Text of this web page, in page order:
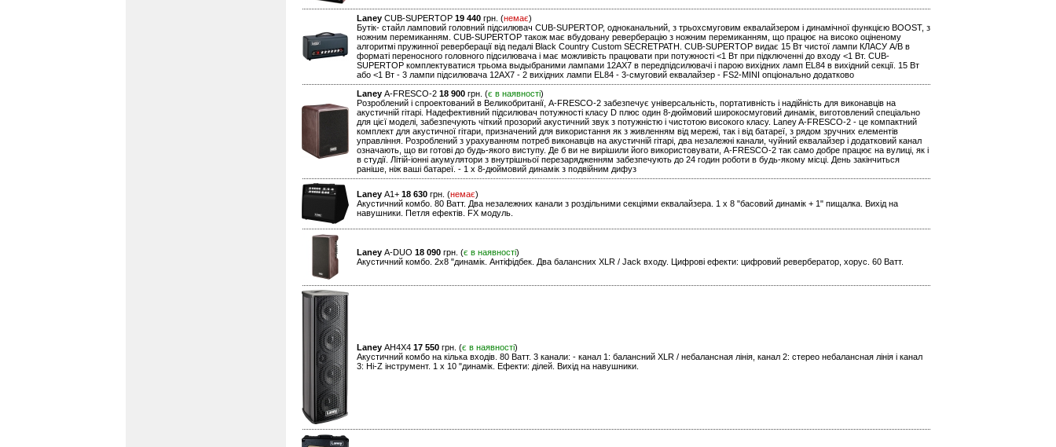
Laney CUB-SUPERTOP 19 440 грн. (немає)
Бутік- стайл ламповий головний підсилювач CUB-SUPERTOP, одноканальний, з трьохсмуговим еквалайзером і динамічної функцією BOOST, з
ножним перемиканням. CUB-SUPERTOP також має вбудовану реверберацію з ножним перемиканням, що працює на високо оціненому
алгоритмі пружинної реверберації від педалі Black Country Custom SECRETPATH. CUB-SUPERTOP видає 15 Вт чистої лампи КЛАСУ A/B в
форматі переносного головного підсилювача і має можливість працювати при потужності <1 Вт при підключенні до входу <1 Вт. CUB-
SUPERTOP комплектуватися трьома выдыбраними лампами 12AX7 в передпідсилювачі і парою вихідних ламп EL84 в вихідний секції. 15 Вт
або <1 Вт - 3 лампи підсилювача 12AX7 - 2 вихідних лампи EL84 - 3-смуговий еквалайзер - FS2-MINI опціонально додатково
Laney A-FRESCO-2 18 900 грн. (є в наявності)
Розроблений і спроектований в Великобританії, A-FRESCO-2 забезпечує універсальність, портативність і надійність для виконавців на
акустичній гітарі. Надефективний підсилювач потужності класу D плюс один 8-дюймовий широкосмуговий динамік, виготовлений спеціально
для цієї моделі, забезпечують чіткий прозорий акустичний звук з потужністю і чистотою високого класу. Laney A-FRESCO-2 - це компактний
комплект для акустичної гітари, призначений для використання як з живленням від мережі, так і від батареї, з рядом зручних елементів
управління. Розроблений з урахуванням потреб виконавців на акустичній гітарі, два незалежні канали, чуйний еквалайзер і додатковий канал
означають, що ви готові до будь-якого виступу. Де б ви не вирішили його використовувати, A-FRESCO-2 так само добре працює на вулиці, як і
в студії. Літій-іонні акумулятори з внутрішньої перезарядженням забезпечують до 24 годин роботи в будь-якому місці. День закінчиться
раніше, ніж ваші батареї. - 1 x 8-дюймовий динамік з подвійним дифуз
Laney A1+ 18 630 грн. (немає)
Акустичний комбо. 80 Ватт. Два незалежних канали з роздільними секціями еквалайзера. 1 x 8 "басовий динамік + 1" пищалка. Вихід на
навушники. Петля ефектів. FX модуль.
Laney A-DUO 18 090 грн. (є в наявності)
Акустичний комбо. 2х8 "динамік. Антіфідбек. Два балансних XLR / Jack входу. Цифрові ефекти: цифровий ревербератор, хорус. 60 Ватт.
Laney AH4X4 17 550 грн. (є в наявності)
Акустичний комбо на кілька входів. 80 Ватт. 3 канали: - канал 1: балансний XLR / небалансная лінія, канал 2: стерео небалансная лінія і канал
3: Hi-Z інструмент. 1 x 10 "динамік. Ефекти: ділей. Вихід на навушники.